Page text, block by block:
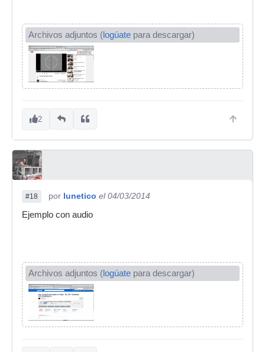
Archivos adjuntos (logúate para descargar)
2
#18 por lunetico el 04/03/2014
Ejemplo con audio
Archivos adjuntos (logúate para descargar)